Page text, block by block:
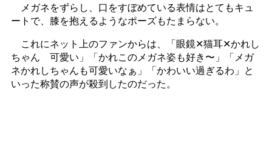
メガネをずらし、口をすぼめている表情はとてもキュ
ートで、膝を抱えるようなポーズもたまらない。
これにネット上のファンからは、「眼鏡✕猫耳✕かれし
ちゃん 可愛い」「かれこのメガネ姿も好き〜」「メガ
ネかれしちゃんも可愛いなぁ」「かわいい過ぎるわ」と
いった称賛の声が殺到したのだった。